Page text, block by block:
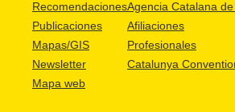
Recomendaciones
Publicaciones
Mapas/GIS
Newsletter
Mapa web
Agencia Catalana
Afiliaciones
Profesionales
Catalunya